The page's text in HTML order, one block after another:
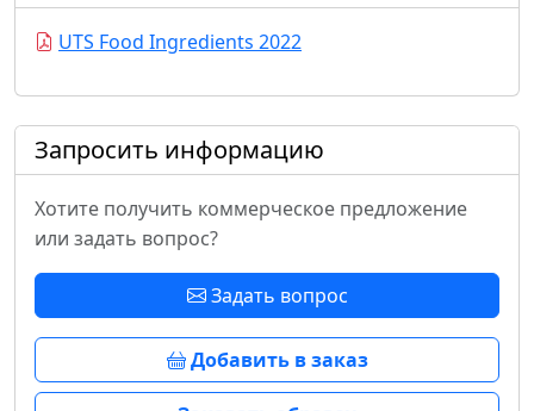
UTS Food Ingredients 2022
Запросить информацию
Хотите получить коммерческое предложение
или задать вопрос?
Задать вопрос
Добавить в заказ